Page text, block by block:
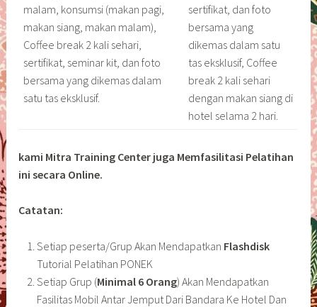
malam, konsumsi (makan pagi,
makan siang, makan malam),
Coffee break 2 kali sehari,
sertifikat, seminar kit, dan foto
bersama yang dikemas dalam
satu tas eksklusif.
sertifikat, dan foto
bersama yang
dikemas dalam satu
tas eksklusif, Coffee
break 2 kali sehari
dengan makan siang di
hotel selama 2 hari.
kami Mitra Training Center juga Memfasilitasi Pelatihan
ini secara Online.
Catatan:
Setiap peserta/Grup Akan Mendapatkan Flashdisk
Tutorial Pelatihan PONEK
Setiap Grup (Minimal 6 Orang) Akan Mendapatkan
Fasilitas Mobil Antar Jemput Dari Bandara Ke Hotel Dan